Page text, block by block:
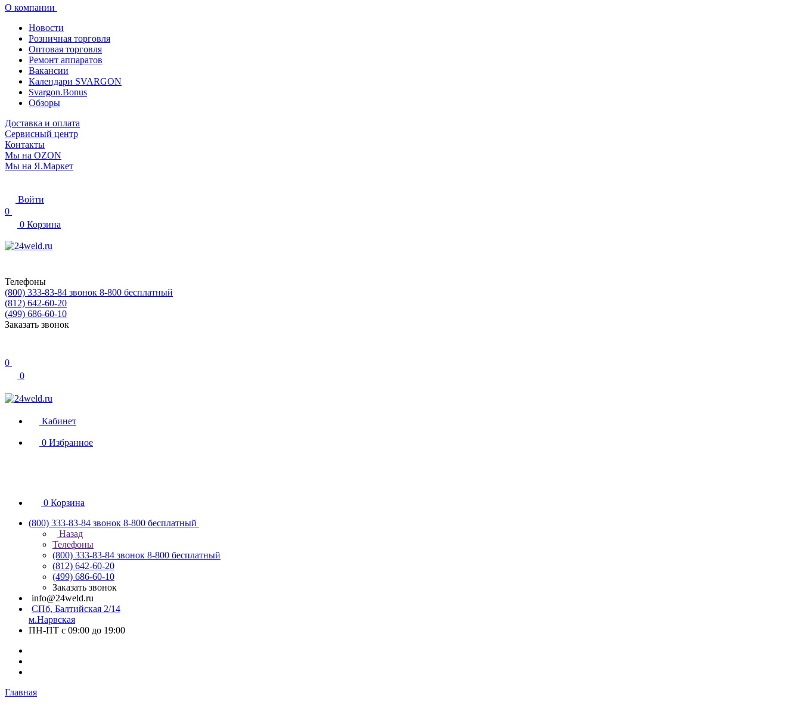
О компании
Новости
Розничная торговля
Оптовая торговля
Ремонт аппаратов
Вакансии
Календари SVARGON
Svargon.Bonus
Обзоры
Доставка и оплата
Сервисный центр
Контакты
Мы на OZON
Мы на Я.Маркет
Войти
0
0 Корзина
Телефоны
(800) 333-83-84 звонок 8-800 бесплатный
(812) 642-60-20
(499) 686-60-10
Заказать звонок
0
0
Кабинет
0 Избранное
0 Корзина
(800) 333-83-84 звонок 8-800 бесплатный
Назад
Телефоны
(800) 333-83-84 звонок 8-800 бесплатный
(812) 642-60-20
(499) 686-60-10
Заказать звонок
info@24weld.ru
СПб, Балтийская 2/14
м.Нарвская
ПН-ПТ с 09:00 до 19:00
Главная